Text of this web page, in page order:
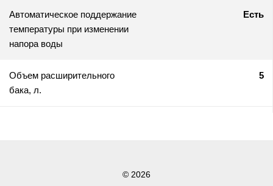
Автоматическое поддержание
температуры при изменении
напора воды
Есть
Объем расширительного
бака, л.
5
© 2026